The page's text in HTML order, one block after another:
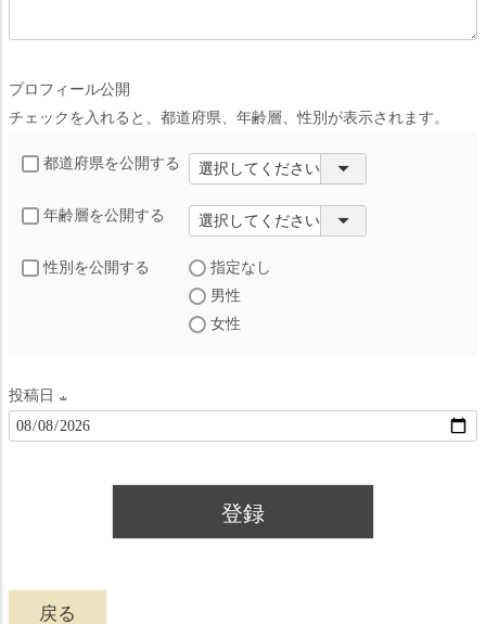
)
プロフィール公開
チェックを入れると、都道府県、年齢層、性別が表示されます。
都道府県を公開する
年齢層を公開する
性別を公開する
指定なし
男性
女性
投稿日
(
登録
戻る